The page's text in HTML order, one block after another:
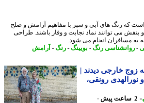
رنگ های آبی و سبز با مفاهیم آرامش و صلح
می توانند نماد نجابت و وقار باشند. طراحی
مسافران انجام می شود.
رنگ -بویینگ-رنگ -آرامش
خارجی دیدند |
رونقی،
ساعت پیش -